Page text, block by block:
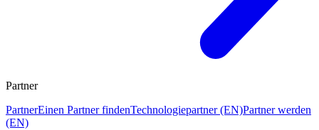
Partner
PartnerEinen Partner findenTechnologiepartner (EN)Partner werden
(EN)